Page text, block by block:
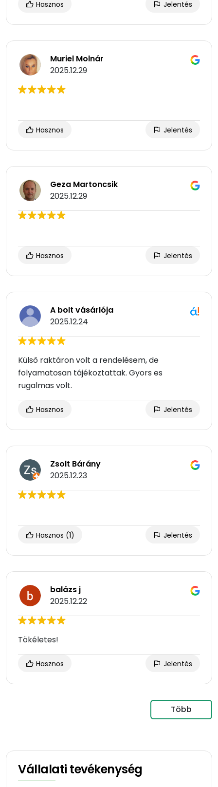
Hasznos Jelentés
Muriel Molnár
2025.12.29
Hasznos Jelentés
Geza Martoncsik
2025.12.29
Hasznos Jelentés
A bolt vásárlója
2025.12.24
Külső raktáron volt a rendelésem, de
folyamatosan tájékoztattak. Gyors es
rugalmas volt.
Hasznos Jelentés
Zsolt Bárány
2025.12.23
Hasznos (1) Jelentés
balázs j
2025.12.22
Tökéletes!
Hasznos Jelentés
Több
Vállalati tevékenység